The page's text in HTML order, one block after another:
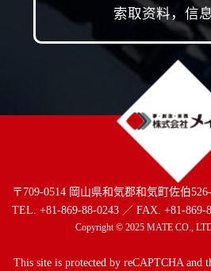
索取资料，信
〒709-0514 岡山県和気郡和気町佐伯
TEL. +81-869-88-0243 ／ FAX. +81-869-
Copyright © 2025 MATE CO.,
This site is protected by reCAPTCHA and